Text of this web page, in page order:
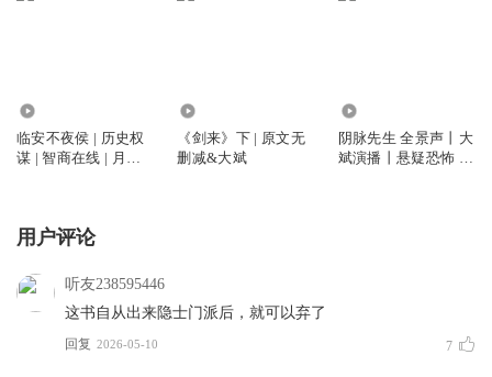
临安不夜侯 | 历史权
谋 | 智商在线 | 月关
《剑来》下 | 原文无
删减&大斌
阴脉先生 全景声丨大
斌演播丨悬疑恐怖 |
用户评论
听友238595446
这书自从出来隐士门派后，就可以弃了
回复 2026-05-10 7